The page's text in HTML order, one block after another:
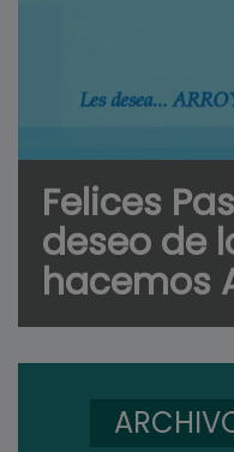
Felices
deseo de
hacemos